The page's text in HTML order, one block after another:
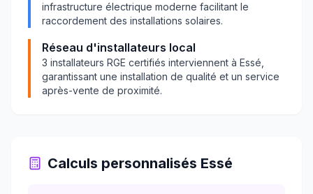
infrastructure électrique moderne facilitant le
raccordement des installations solaires.
Réseau d'installateurs local
3 installateurs RGE certifiés interviennent à Essé
garantissant une installation de qualité et un service
après-vente de proximité.
Calculs personnalisés Essé